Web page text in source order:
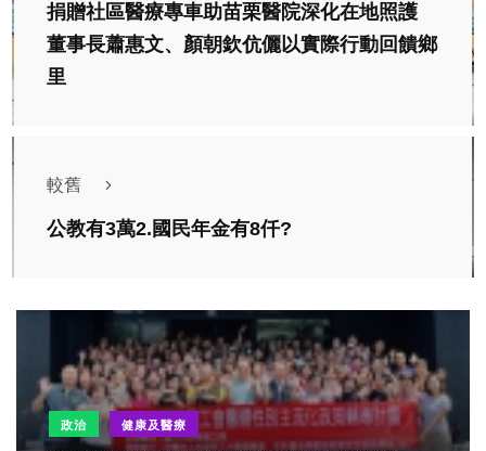
捐贈社區醫療專車助苗栗醫院深化在地照護
董事長蕭惠文、顏朝欽伉儷以實際行動回饋鄉
里
較舊
公教有3萬2.國民年金有8仟?
政治 健康及醫療